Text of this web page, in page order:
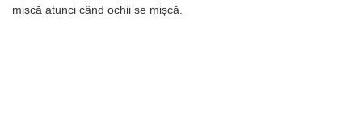
mișcă atunci când ochii se mișcă.